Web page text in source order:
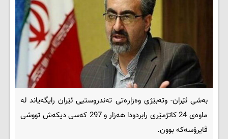
بەشی ئێران- وتەبێژی وەزارەتی تەندروستیی ئێران رایگەیاند لە
ماوەی 24 کاتژمێری رابردودا هەزار و 297 کەسی دیکەش تووشی
ڤایرۆسەکە بوون.